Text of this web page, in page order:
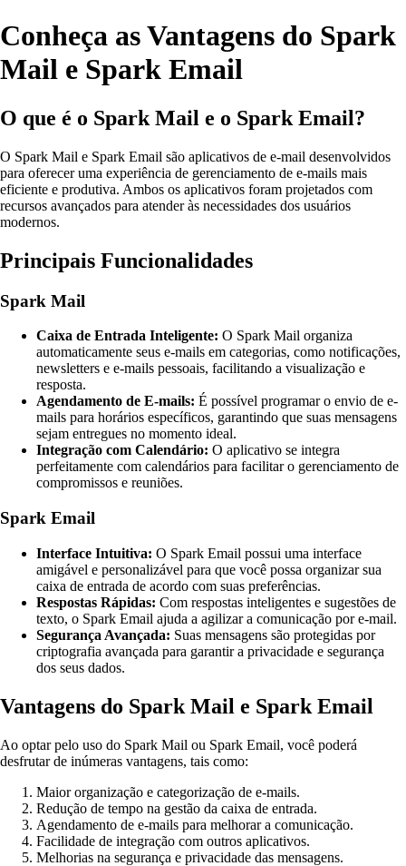
Conheça as Vantagens do Spark
Mail e Spark Email
O que é o Spark Mail e o Spark Email?
O Spark Mail e Spark Email são aplicativos de e-mail desenvolvidos
para oferecer uma experiência de gerenciamento de e-mails mais
eficiente e produtiva. Ambos os aplicativos foram projetados com
recursos avançados para atender às necessidades dos usuários
modernos.
Principais Funcionalidades
Spark Mail
Caixa de Entrada Inteligente: O Spark Mail organiza
automaticamente seus e-mails em categorias, como notificações,
newsletters e e-mails pessoais, facilitando a visualização e
resposta.
Agendamento de E-mails: É possível programar o envio de e-
mails para horários específicos, garantindo que suas mensagens
sejam entregues no momento ideal.
Integração com Calendário: O aplicativo se integra
perfeitamente com calendários para facilitar o gerenciamento de
compromissos e reuniões.
Spark Email
Interface Intuitiva: O Spark Email possui uma interface
amigável e personalizável para que você possa organizar sua
caixa de entrada de acordo com suas preferências.
Respostas Rápidas: Com respostas inteligentes e sugestões de
texto, o Spark Email ajuda a agilizar a comunicação por e-mail.
Segurança Avançada: Suas mensagens são protegidas por
criptografia avançada para garantir a privacidade e segurança
dos seus dados.
Vantagens do Spark Mail e Spark Email
Ao optar pelo uso do Spark Mail ou Spark Email, você poderá
desfrutar de inúmeras vantagens, tais como:
Maior organização e categorização de e-mails.
Redução de tempo na gestão da caixa de entrada.
Agendamento de e-mails para melhorar a comunicação.
Facilidade de integração com outros aplicativos.
Melhorias na segurança e privacidade das mensagens.